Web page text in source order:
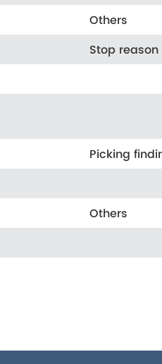
Others
Stop
Picking
Others